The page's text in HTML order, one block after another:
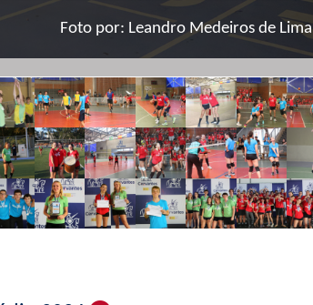
Foto por: Leandro Medeiros de Lima